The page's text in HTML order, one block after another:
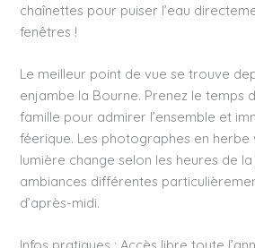
chaînettes pour puiser l’eau
fenêtres !
Le meilleur point de vue se trouve
enjambe la Bourne. Prenez le temps
famille pour admirer l’ensemble et
féerique. Les photographes en herbe
lumière change selon les heures de
ambiances différentes
d’après-midi.